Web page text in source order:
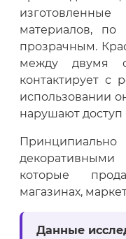
материалов, по
прозрачным.
между двумя
контактирует с
использовании
нарушают доступ
которые
магазинах,
Данные